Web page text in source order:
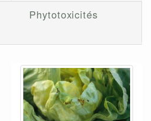
Phytotoxicités